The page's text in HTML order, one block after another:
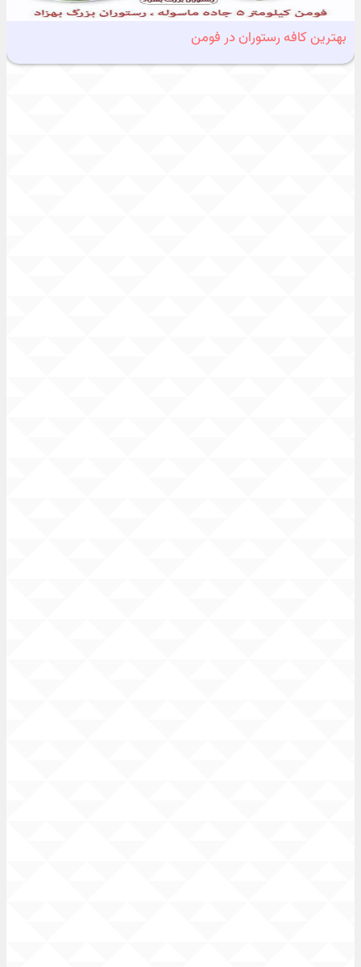
بهترین کافه رستوران در فومن